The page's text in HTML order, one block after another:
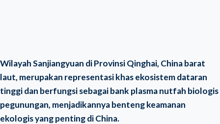
Wilayah Sanjiangyuan di Provinsi Qinghai, China barat
laut, merupakan representasi khas ekosistem dataran
tinggi dan berfungsi sebagai bank plasma nutfah biologis
pegunungan, menjadikannya benteng keamanan
ekologis yang penting di China.